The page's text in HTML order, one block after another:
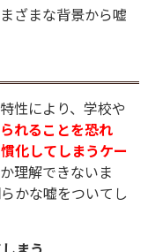
ざまな背景から嘘
性により、学校や
れることを恐れ
化してしまうケー
理解できないま
かな嘘をついてし